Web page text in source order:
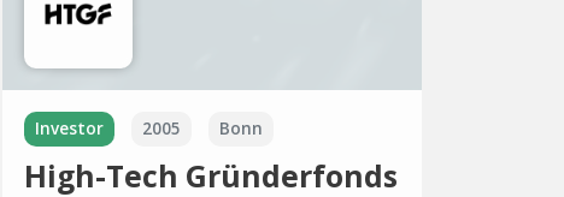
Investor 2005 Bonn
High-Tech Gründerfonds